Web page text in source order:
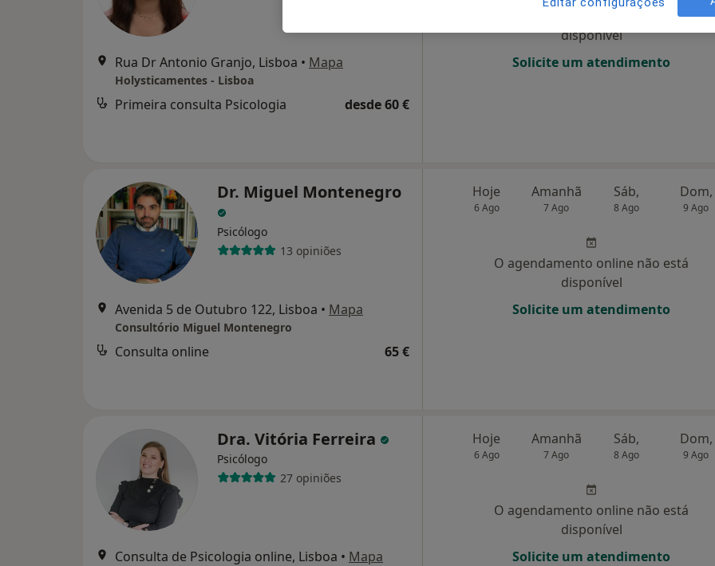
Rua Dr Antonio Granjo, Lisboa • Mapa
Holysticamentes - Lisboa
Primeira consulta Psicologia desde 60 €
O agendamento online não está
disponível
Solicite um atendimento
Dr. Miguel Montenegro
Psicólogo
13 opiniões
Avenida 5 de Outubro 122, Lisboa • Mapa
Consultório Miguel Montenegro
Consulta online 65 €
Hoje
6 Ago
Amanhã
7 Ago
Sáb,
8 Ago
Dom,
9 Ago
O agendamento online não está
disponível
Solicite um atendimento
Dra. Vitória Ferreira
Psicólogo
27 opiniões
Consulta de Psicologia online, Lisboa • Mapa
Hoje
6 Ago
Amanhã
7 Ago
Sáb,
8 Ago
Dom,
9 Ago
O agendamento online não está
disponível
Solicite um atendimento